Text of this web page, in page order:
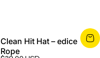
Clean Hit Hat – edice
Rope